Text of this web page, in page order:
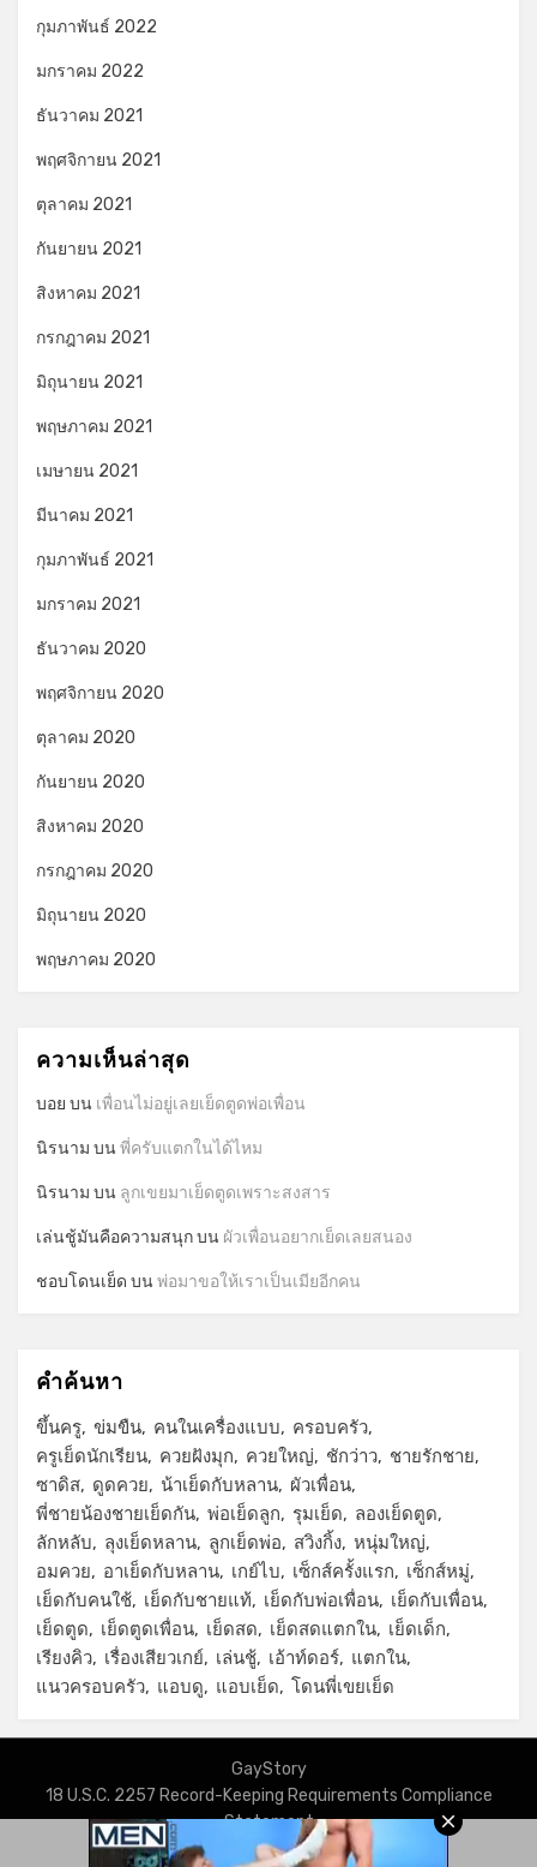
กุมภาพันธ์ 2022
มกราคม 2022
ธันวาคม 2021
พฤศจิกายน 2021
ตุลาคม 2021
กันยายน 2021
สิงหาคม 2021
กรกฎาคม 2021
มิถุนายน 2021
พฤษภาคม 2021
เมษายน 2021
มีนาคม 2021
กุมภาพันธ์ 2021
มกราคม 2021
ธันวาคม 2020
พฤศจิกายน 2020
ตุลาคม 2020
กันยายน 2020
สิงหาคม 2020
กรกฎาคม 2020
มิถุนายน 2020
พฤษภาคม 2020
ความเห็นล่าสุด
บอย บน เพื่อนไม่อยู่เลยเย็ดตูดพ่อเพื่อน
นิรนาม บนพี่ครับแตกในได้ไหม
นิรนาม บน ลูกเขยมาเย็ดตูดเพราะสงสาร
เล่นชู้มันคือความสนุกบน ผัวเพื่อนอยากเย็ดเลยสนอง
ชอบโดนเย็ด บนพ่อมาขอให้เราเป็นเมียอีกคน
คำค้นหา
ขึ้นครู ข่มขืน คนในเครื่องแบบ
ครอบครัว
ครูเย็ดนักเรียน
ควยฝังมุก ควยใหญ่ ชักว่าว
ชายรักชาย
ซาดิส
ดูดควย น้าเย็ดกับหลาน
ผัวเพื่อน
พี่ชายน้องชายเย็ดกัน พ่อเย็ดลูก รุมเย็ด
ลองเย็ดตูด
ลักหลับ
ลุงเย็ดหลาน ลูกเย็ดพ่อ สวิงกิ้ง หนุ่มใหญ่
อมควย
อาเย็ดกับหลาน เกย์ไบ เซ็กส์ครั้งแรก
เซ็กส์หมู่
เย็ดกับคนใช้
เย็ดกับชายแท้ เย็ดกับพ่อเพื่อน
เย็ดกับเพื่อน
เย็ดตูด
เย็ดตูดเพื่อน เย็ดสด เย็ดสดแตกใน
เย็ดเด็ก
เรียงคิว
เรื่องเสียวเกย์ เล่นชู้ เอ้าท์ดอร์
แตกใน
แนวครอบครัว
แอบดู แอบเย็ด โดนพี่เขยเย็ด
GayStory
18 U.S.C. 2257 Record-Keeping Requirements Compliance
Statement
Privacy Policy